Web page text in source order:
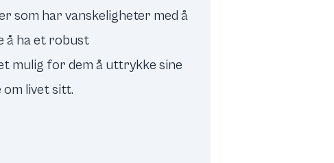
som har vanskeligheter med å
å ha et robust
mulig for dem å uttrykke sine
om livet sitt.